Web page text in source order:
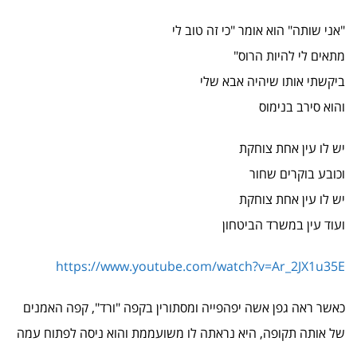
"אני שותה" הוא אומר "כי זה טוב לי
מתאים לי להיות הרוס"
ביקשתי אותו שיהיה אבא שלי
והוא סירב בנימוס
יש לו עין אחת צוחקת
וכובע בוקרים שחור
יש לו עין אחת צוחקת
ועוד עין במשרד הביטחון
https://www.youtube.com/watch?v=Ar_2JX1u35E
כאשר ראה גפן אשה יפהפייה ומסתורין בקפה "ורד", קפה האמנים
של אותה תקופה, היא נראתה לו משועממת והוא ניסה לפתוח עמה